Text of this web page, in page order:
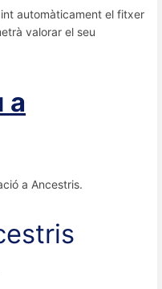
automàticament el fitxer
valorar el seu
a
a Ancestris.